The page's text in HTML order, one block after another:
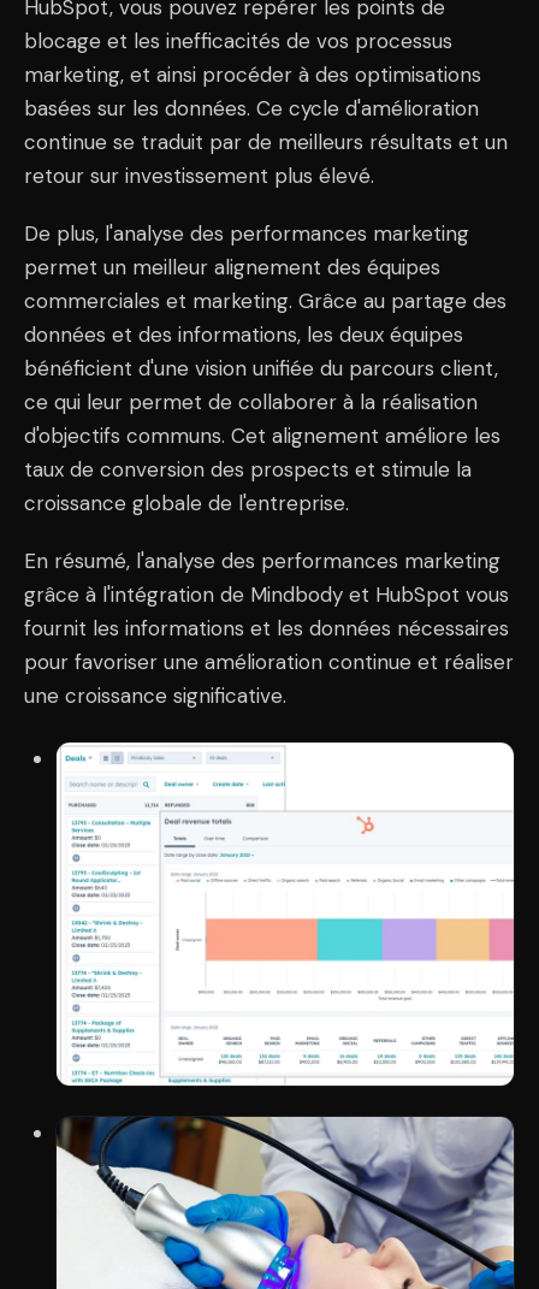
HubSpot, vous pouvez repérer les points de
blocage et les inefficacités de vos processus
marketing, et ainsi procéder à des optimisations
basées sur les données. Ce cycle d'amélioration
continue se traduit par de meilleurs résultats et un
retour sur investissement plus élevé.
De plus, l'analyse des performances marketing
permet un meilleur alignement des équipes
commerciales et marketing. Grâce au partage des
données et des informations, les deux équipes
bénéficient d'une vision unifiée du parcours client,
ce qui leur permet de collaborer à la réalisation
d'objectifs communs. Cet alignement améliore les
taux de conversion des prospects et stimule la
croissance globale de l'entreprise.
En résumé, l'analyse des performances marketing
grâce à l'intégration de Mindbody et HubSpot vous
fournit les informations et les données nécessaires
pour favoriser une amélioration continue et réaliser
une croissance significative.